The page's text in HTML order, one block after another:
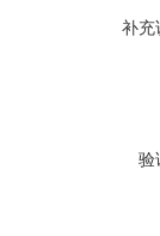
补充
验